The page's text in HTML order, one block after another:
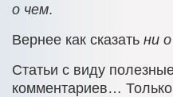
о чем.
Вернее как сказать ни
Статьи с виду
комментариев…